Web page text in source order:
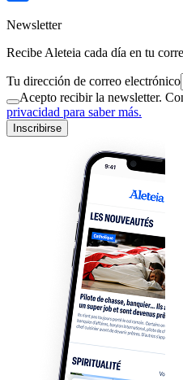
Newsletter
Recibe Aleteia cada día en tu
Tu dirección de correo electrónico
Acepto recibir la newsletter.
privacidad para saber más.
Inscribirse